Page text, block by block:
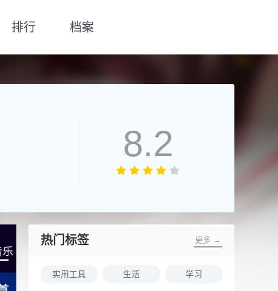
排行 档案
8.2
热门标签 更多 →
实用工具 生活 学习